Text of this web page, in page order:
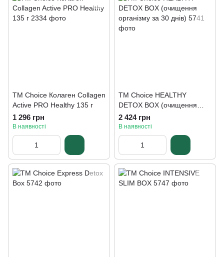
TM Choice Колаген Collagen
Active PRO Healthy 135 г
1 296 грн
В наявності
TM Choice HEALTHY
DETOX BOX (очищення
організму за 30 днів)
2 424 грн
В наявності